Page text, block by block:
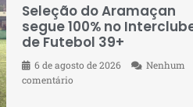
Seleção do Aramaçan
segue 100% no
de Futebol 39+
6 de agosto de 2026
Nenhum
comentário